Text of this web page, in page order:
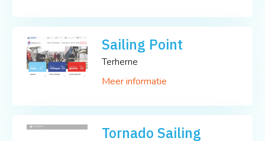
Sailing Point
Terherne
Meer informatie
Tornado Sailing